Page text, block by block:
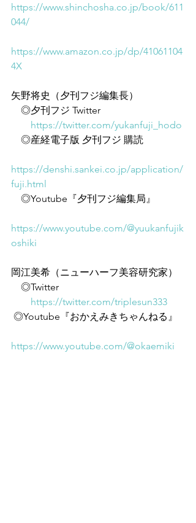
https://www.shinchosha.co.jp/book/611
044/
https://www.amazon.co.jp/dp/41061104
4X
矢野将史（夕刊フジ編集長）
◎夕刊フジ Twitter
https://twitter.com/yukanfuji_hodo
◎産経電子版 夕刊フジ 購読
https://denshi.sankei.co.jp/application/
fuji.html
◎Youtube『夕刊フジ編集局』
https://www.youtube.com/@yuukanfujik
oshiki
岡江美希（ニューハーフ美容研究家）
◎Twitter
https://twitter.com/triplesun333
◎Youtube『おかえみきちゃんねる』
https://www.youtube.com/@okaemiki